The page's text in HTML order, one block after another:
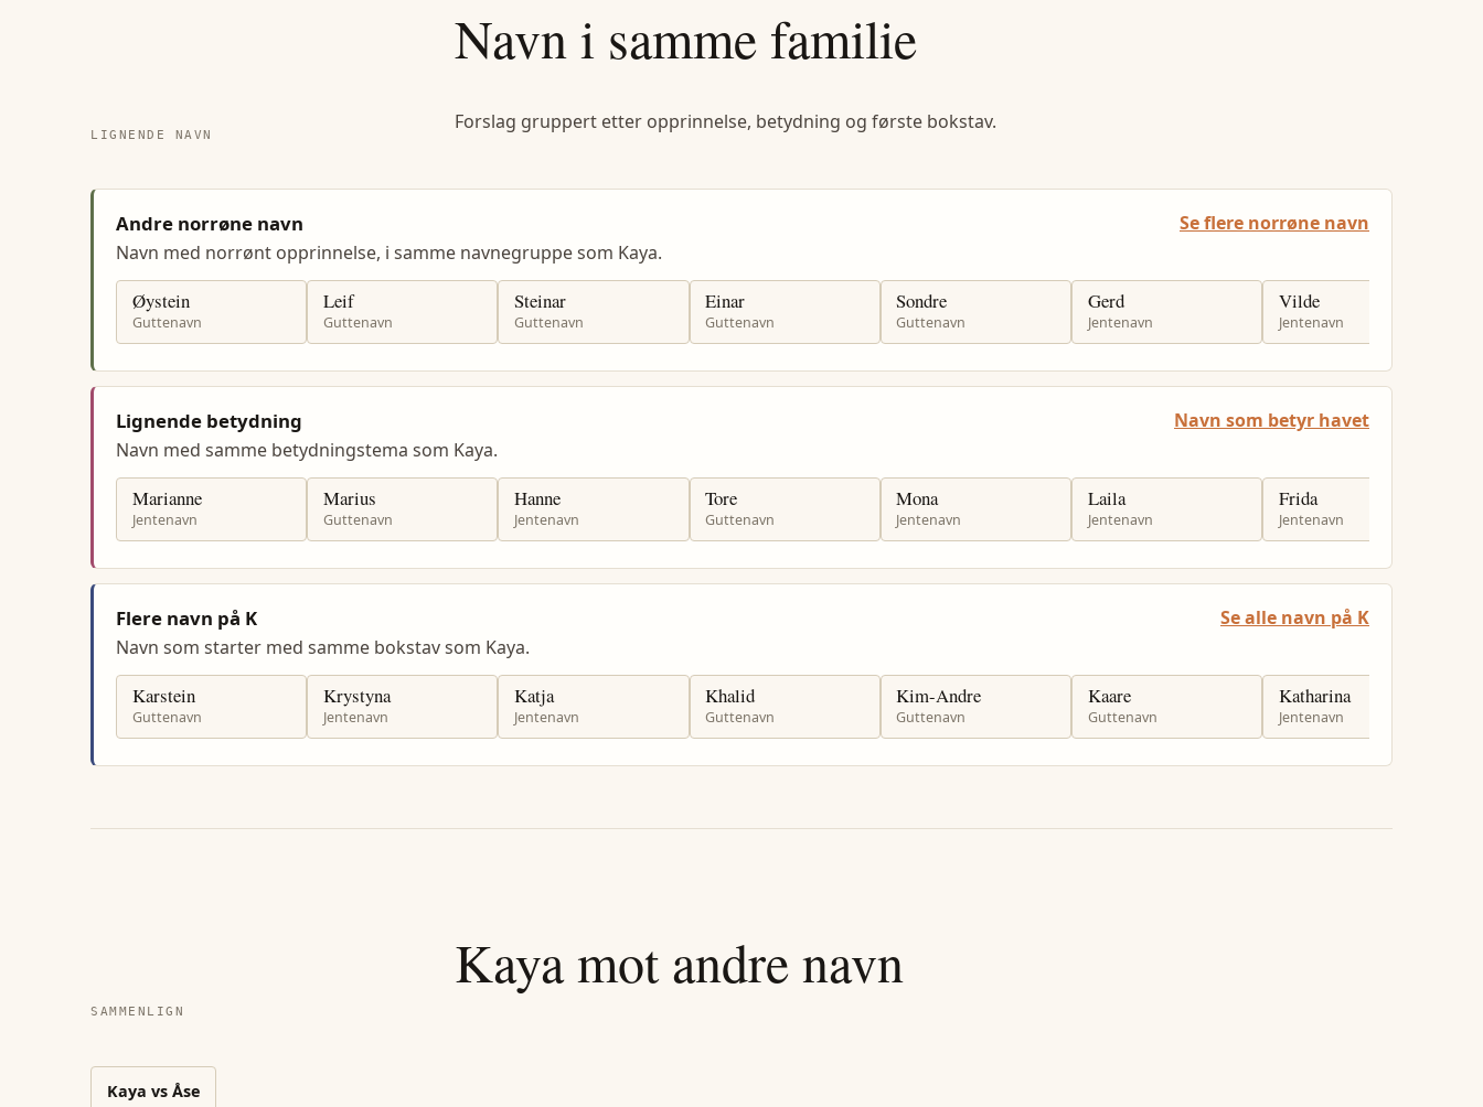
LIGNENDE NAVN
Navn i samme familie
Forslag gruppert etter opprinnelse, betydning og første bokstav.
Andre norrøne navn
Navn med norrønt opprinnelse, i samme navnegruppe som Kaya.
Se flere norrøne navn
Øystein
Guttenavn
Leif
Guttenavn
Steinar
Guttenavn
Einar
Guttenavn
Sondre
Guttenavn
Gerd
Jentenavn
Vilde
Jentenavn
Lignende betydning
Navn med samme betydningstema som Kaya.
Navn som betyr havet
Marianne
Jentenavn
Marius
Guttenavn
Hanne
Jentenavn
Tore
Guttenavn
Mona
Jentenavn
Laila
Jentenavn
Frida
Jentenavn
Flere navn på K
Navn som starter med samme bokstav som Kaya.
Se alle navn på K
Karstein
Guttenavn
Krystyna
Jentenavn
Katja
Jentenavn
Khalid
Guttenavn
Kim-Andre
Guttenavn
Kaare
Guttenavn
Katharina
Jentenavn
SAMMENLIGN
Kayamot andre navn
Kaya vs Åse